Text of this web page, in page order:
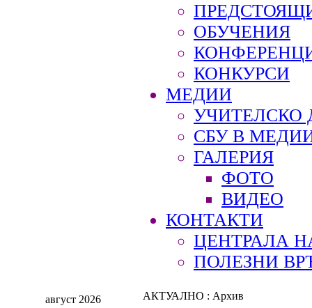
ОБУЧЕНИЯ
КОНКУРСИ
МЕДИИ
УЧИТЕЛСКО
СБУ В
ГАЛЕРИЯ
ФОТО
ВИДЕО
КОНТАКТИ
ЦЕНТРАЛА
ПОЛЕЗНИ
август 2026 АКТУАЛНО : Архив